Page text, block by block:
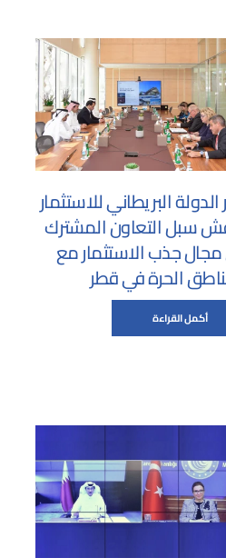
الدولة البريطاني للاستثمار
سبل التعاون المشترك
جذب الاستثمار مع
الحرة في قطر
أكمل القراءة